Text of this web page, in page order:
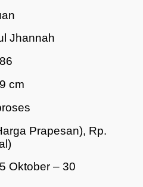
Jhannah
cm
Prapesan), Rp.
Oktober – 30